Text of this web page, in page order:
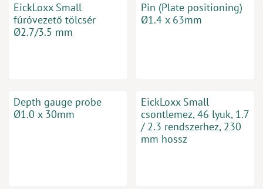
EickLoxx Small
fúróvezető tölcsér
Ø2.7/3.5 mm
Pin (Plate positioning)
Ø1.4 x 63mm
Depth gauge probe
Ø1.0 x 30mm
EickLoxx Small
csontlemez, 46 lyuk, 1.7
/ 2.3 rendszerhez, 230
mm hossz